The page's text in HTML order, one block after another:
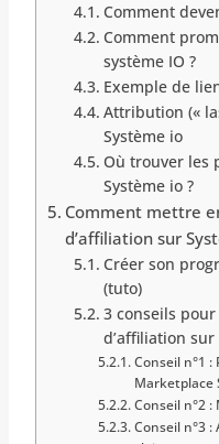
Comment
Comment
système IO ?
Exemple de
Attribution («
Système io
Où trouver les
Système io ?
Comment mettre
d’affiliation sur
Créer son
(tuto)
3 conseils
d’affiliation sur
Conseil n°1 :
Marketplace
Conseil n°2
Conseil n°3